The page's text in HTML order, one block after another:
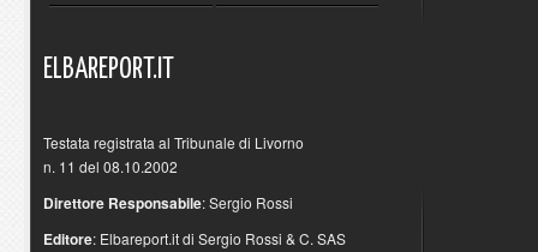
ELBAREPORT.IT
Testata registrata al Tribunale di Livorno
n. 11 del 08.10.2002
Direttore Responsabile: Sergio Rossi
Editore: Elbareport.it di Sergio Rossi & C. SAS